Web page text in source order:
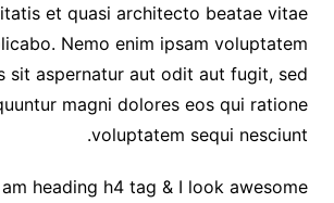
et quasi architecto beatae vitae
Nemo enim ipsam voluptatem
sit aspernatur aut odit aut fugit, sed
magni dolores eos qui ratione
voluptatem sequi nesciunt.
am heading h4 tag & I look awesome